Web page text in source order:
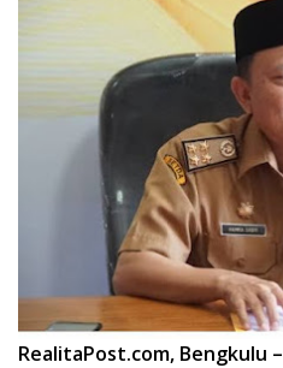
RealitaPost.com, Bengkulu –